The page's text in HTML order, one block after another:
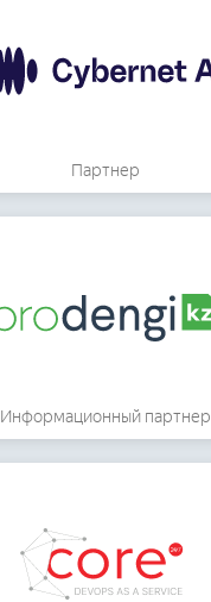
Партнер
Информационный партнер